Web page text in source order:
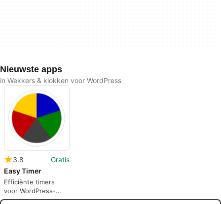
Nieuwste apps
in Wekkers & klokken voor WordPress
3.8
Gratis
Easy Timer
Efficiënte timers
voor WordPress-
websites